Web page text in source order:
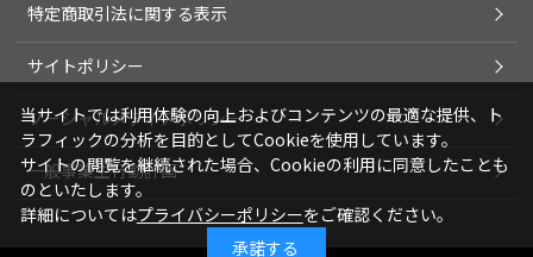
特定商取引法に関する表示
サイトポリシー
ソーシャルメディアポリシー
一般事業主行動計画
当サイトでは利用体験の向上およびコンテンツの最適な提供、ト
ラフィックの分析を目的としてCookieを使用しています。
サイトの閲覧を継続された場合、Cookieの利用に同意したことも
のといたします。
詳細についてはプライバシーポリシーをご確認ください。
承諾する